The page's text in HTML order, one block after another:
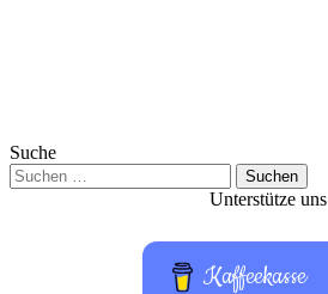
Suche
Suchen
nach:
Unterstütze uns
Kaffeekasse